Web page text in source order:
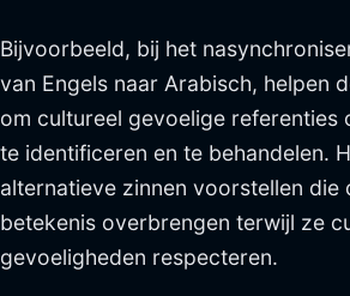
Bijvoorbeeld, bij het
van Engels naar Arabisch, helpen
om cultureel gevoelige referenties
te identificeren en te behandelen.
alternatieve zinnen voorstellen
betekenis overbrengen terwijl ze
gevoeligheden respecteren.